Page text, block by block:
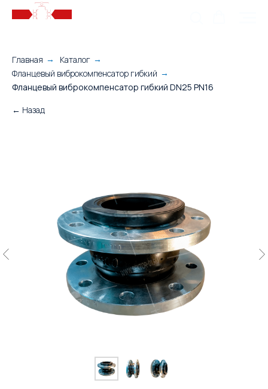
Главная → Каталог →
Фланцевый виброкомпенсатор гибкий →
Фланцевый виброкомпенсатор гибкий DN25 PN16
← Назад